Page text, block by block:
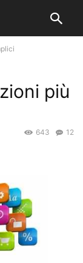
più
12
643